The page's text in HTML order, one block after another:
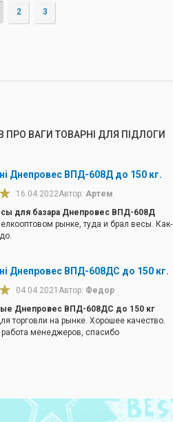
2 3
ВАГИ ТОВАРНІ ДЛЯ ПІДЛОГИ
Днепровес ВПД-608Д до 150 кг.
16.04.2022Автор: Артем
для базара Днепровес ВПД-608Д
рынке, туда и брал весы. Как-
Днепровес ВПД-608ДС до 150 кг.
04.04.2021 Автор: Федор
Днепровес ВПД-608ДС до 150 кг
торговли на рынке. Хорошее качество.
работа менеджеров, спасибо